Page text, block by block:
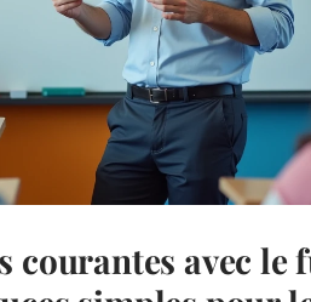
courantes avec le